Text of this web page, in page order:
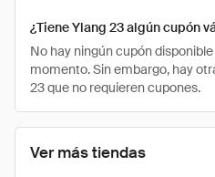
Ver más tiendas
¿Tiene Ylang 23 algún cupón
No hay ningún cupón
momento. Sin embargo, hay
23 que no requieren cupones.